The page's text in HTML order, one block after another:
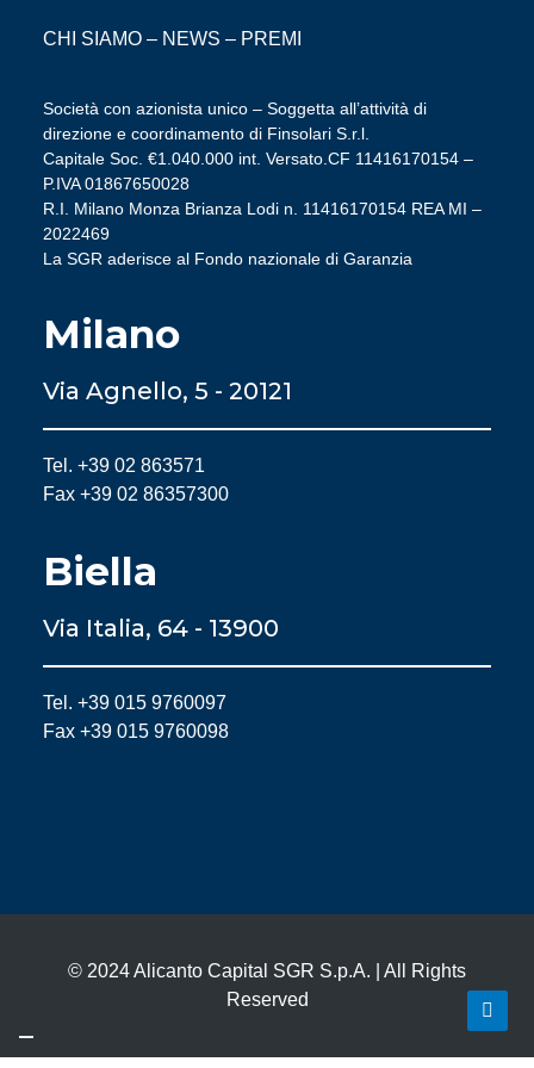
CHI SIAMO – NEWS – PREMI
Società con azionista unico – Soggetta all’attività di
direzione e coordinamento di Finsolari S.r.l.
Capitale Soc. €1.040.000 int. Versato.CF 11416170154 –
P.IVA 01867650028
R.I. Milano Monza Brianza Lodi n. 11416170154 REA MI –
2022469
La SGR aderisce al Fondo nazionale di Garanzia
Milano
Via Agnello, 5 - 20121
Tel. +39 02 863571
Fax +39 02 86357300
Biella
Via Italia, 64 - 13900
Tel. +39 015 9760097
Fax +39 015 9760098
© 2024 Alicanto Capital SGR S.p.A. | All Rights
Reserved